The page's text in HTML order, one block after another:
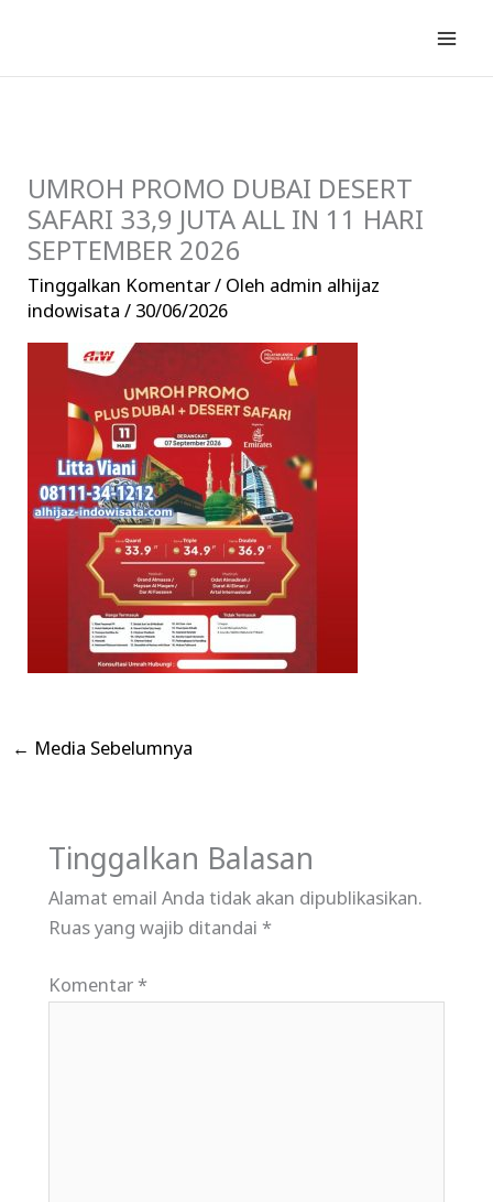
konten
UMROH PROMO DUBAI DESERT
SAFARI 33,9 JUTA ALL IN 11 HARI
SEPTEMBER 2026
Tinggalkan Komentar/ Oleh admin alhijaz
indowisata/ 30/06/2026
← Media Sebelumnya
Tinggalkan Balasan
Alamat email Anda tidak akan dipublikasikan.
Ruas yang wajib ditandai *
Komentar*